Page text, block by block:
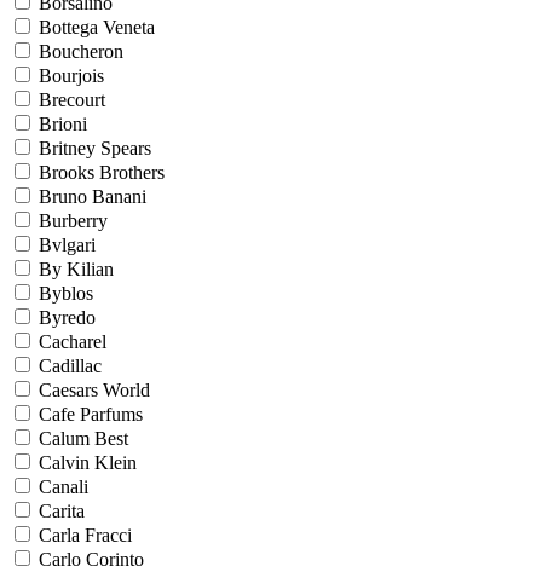
Bottega Veneta
Boucheron
Bourjois
Brecourt
Brioni
Britney Spears
Brooks Brothers
Bruno Banani
Burberry
Bvlgari
By Kilian
Byblos
Byredo
Cacharel
Cadillac
Caesars World
Cafe Parfums
Calum Best
Calvin Klein
Canali
Carita
Carla Fracci
Carlo Corinto